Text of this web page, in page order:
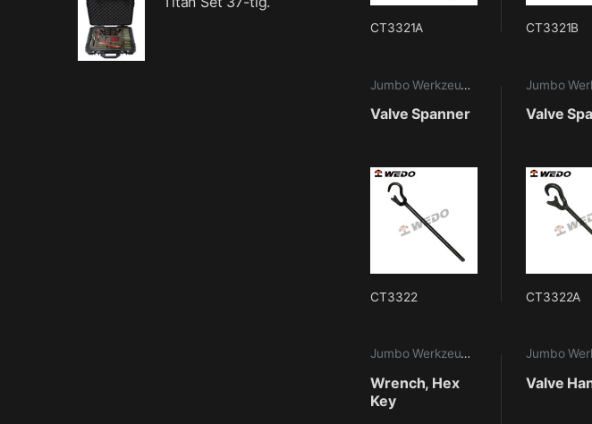
CT3321A CT3321B
Jumbo Werkzeuge Maritime
Valve Spanner
CT3322
Valve
CT3322A
Jumbo Werkzeuge Maritime
Wrench, Hex
Key
Valve